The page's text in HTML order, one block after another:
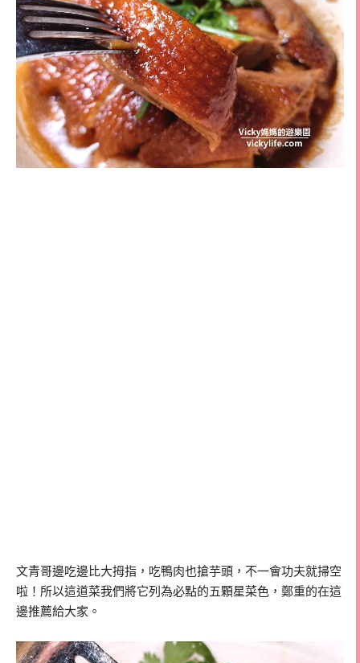
文青哥邊吃邊比大拇指，吃鴨肉也搶芋頭，不一會功夫就掃空
啦！所以這道菜我們將它列為必點的五顆星菜色，鄭重的在這
邊推薦給大家。